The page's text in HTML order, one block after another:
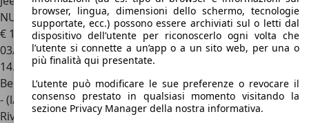
NUOVO
€ 16.9501
03/2025
14.348 km
Benzina
- (l/100 km)
Rivenditore
browser, lingua, dimensioni dello schermo, tecnologie
supportate, ecc.) possono essere archiviati sul o letti dal
dispositivo dell’utente per riconoscerlo ogni volta che
l’utente si connette a un’app o a un sito web, per una o
più finalità qui presentate.
L’utente può modificare le sue preferenze o revocare il
consenso prestato in qualsiasi momento visitando la
sezione Privacy Manager della nostra informativa.